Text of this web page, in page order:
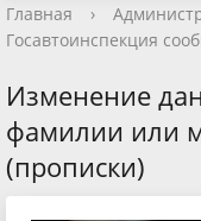
Главная ›
Госавтоинспекция
Изменение
фамилии или
(прописки)